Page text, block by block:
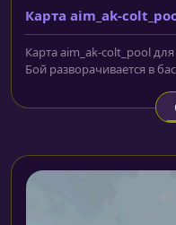
Карта aim_ak-
Карта aim_ak-colt_pool
Бой разворачивается в